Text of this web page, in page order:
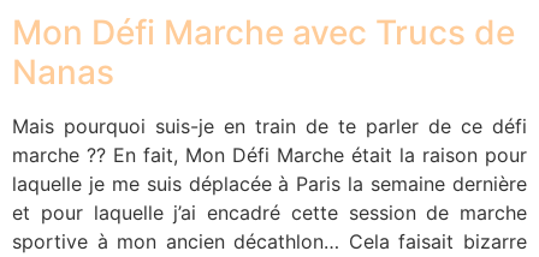
Mon Défi Marche avec Trucs de
Nanas
Mais pourquoi suis-je en train de te parler de ce défi
marche ?? En fait, Mon Défi Marche était la raison pour
laquelle je me suis déplacée à Paris la semaine dernière
et pour laquelle j’ai encadré cette session de marche
sportive à mon ancien décathlon… Cela faisait bizarre